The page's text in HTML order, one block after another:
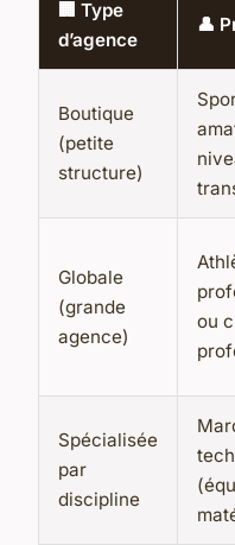
🏢 Type
d’agence
👤
Boutique
(petite
structure)
Globale
(grande
agence)
ou
Spécialisée
par
discipline